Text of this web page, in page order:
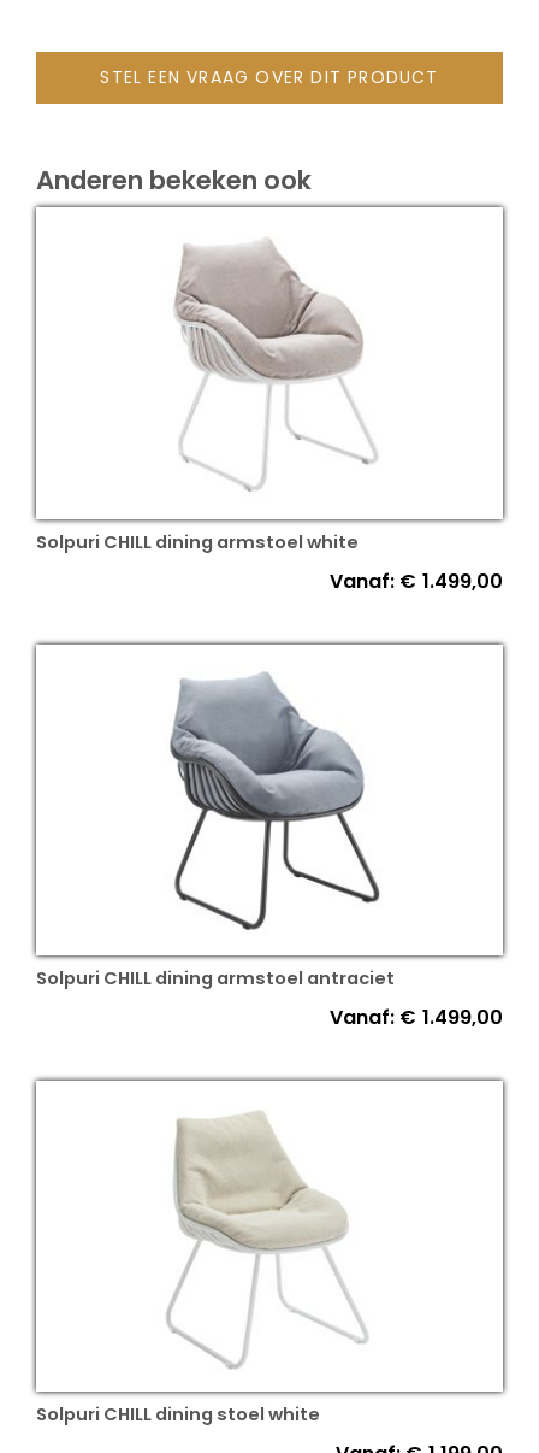
STEL EEN VRAAG OVER DIT PRODUCT
Anderen bekeken ook
Solpuri CHILL dining armstoel white
Vanaf: € 1.499,00
Solpuri CHILL dining armstoel antraciet
Vanaf: € 1.499,00
Solpuri CHILL dining stoel white